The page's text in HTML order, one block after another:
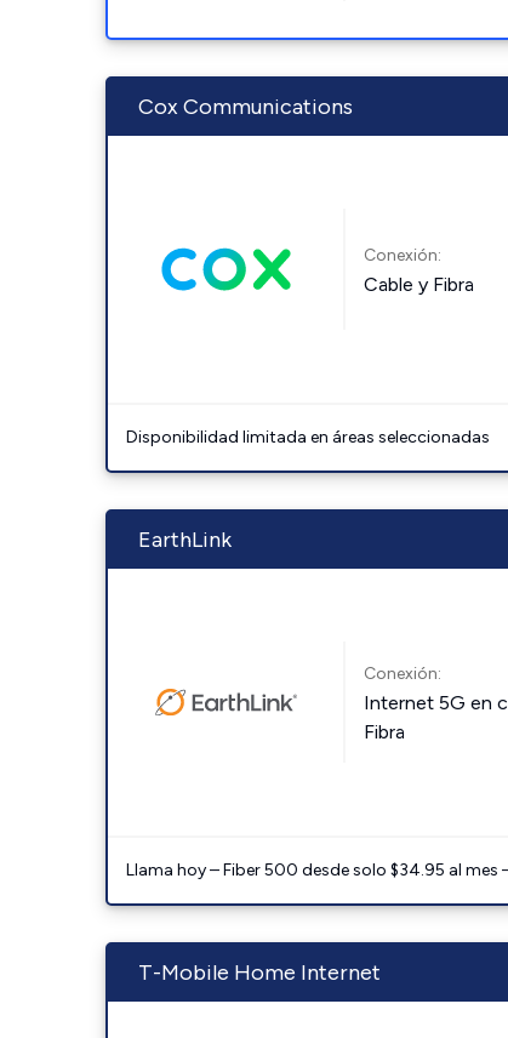
Cox Communications
Conexión:
Cable y Fibra
Disponibilidad limitada en áreas seleccionadas
EarthLink
Conexión:
Internet 5G en
Fibra
Llama hoy – Fiber 500 desde solo $34.95 al
T-Mobile Home Internet